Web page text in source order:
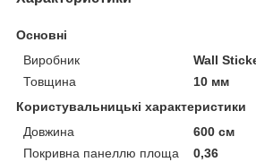
Основні
Виробник
Wall
Товщина
10 мм
Користувальницькі характеристики
Довжина
600 см
Покривна панеллю площа
0,36